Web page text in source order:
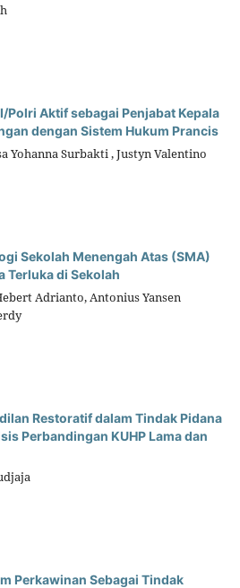
Polri Aktif sebagai Penjabat Kepala
dengan Sistem Hukum Prancis
Yohanna Surbakti , Justyn Valentino
Sekolah Menengah Atas (SMA)
Terluka di Sekolah
Adrianto, Antonius Yansen
Restoratif dalam Tindak Pidana
Perbandingan KUHP Lama dan
Perkawinan Sebagai Tindak